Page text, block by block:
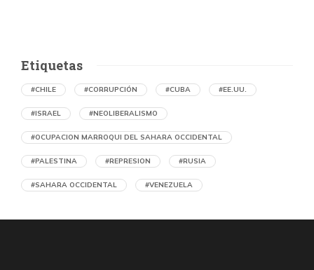
Ejecución de niños palestinos con un solo
Etiquetas
#CHILE #CORRUPCIÓN #CUBA #EE.UU.
#ISRAEL #NEOLIBERALISMO
#OCUPACION MARROQUI DEL SAHARA OCCIDENTAL
#PALESTINA #REPRESION #RUSIA
#SAHARA OCCIDENTAL #VENEZUELA